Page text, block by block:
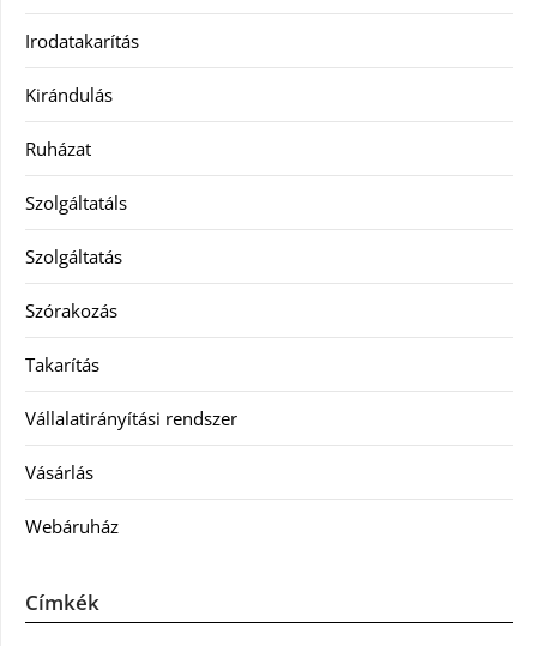
Irodatakarítás
Kirándulás
Ruházat
Szolgáltatáls
Szolgáltatás
Szórakozás
Takarítás
Vállalatirányítási rendszer
Vásárlás
Webáruház
Címkék